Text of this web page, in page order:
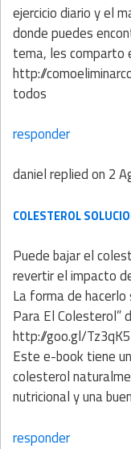
ejercicio diario y el
donde puedes
tema, les comparto
http://
todos
responder
danielreplied on 2
COLESTEROL
Puede bajar el
revertir el impacto
La forma de
Para El Colesterol”
http://goo.gl/Tz3qK5
Este e-book tiene
colesterol
nutricional y una
responder